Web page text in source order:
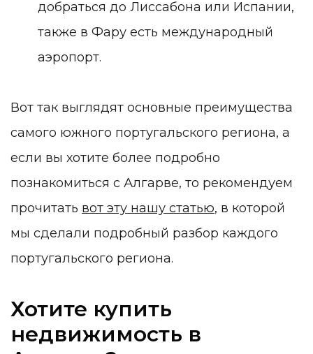
добраться до Лиссабона или Испании,
также в Фару есть международный
аэропорт.
Вот так выглядят основные преимущества
самого южного португальского региона, а
если вы хотите более подробно
познакомиться с Алгарве, то рекомендуем
прочитать вот эту нашу статью, в которой
мы сделали подробный разбор каждого
португальского региона.
Хотите купить
недвижимость в